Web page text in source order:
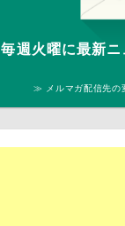
毎週火曜に最新
≫ メルマガ配信先の